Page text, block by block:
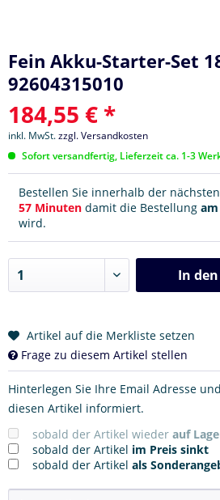
Fein Akku-Starter-Set
92604315010
184,55 € *
inkl. MwSt.zzgl. Versandkosten
Sofort versandfertig, Lieferzeit ca. 1-3
Bestellen Sie innerhalb der nächsten
57 Minuten damit die Bestellung
wird.
In den
Artikel auf die Merkliste setzen
Frage zu diesem Artikel stellen
Hinterlegen Sie Ihre Email Adresse
diesen Artikel informiert.
sobald der Artikel wieder auf
sobald der Artikel im Preis sinkt
sobald der Artikel als